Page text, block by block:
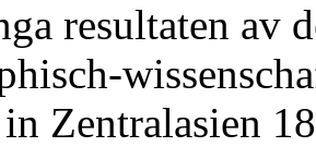
resultaten av
in Zentralasien